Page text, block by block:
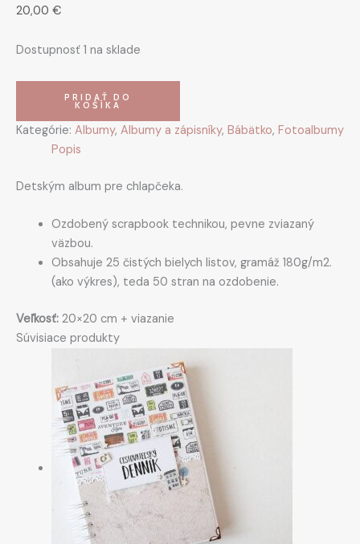
20,00 €
Dostupnosť 1 na sklade
PRIDAŤ DO
KOŠÍKA
Kategórie: Albumy, Albumy a zápisníky, Bábätko, Fotoalbumy
Popis
Detským album pre chlapčeka.
Ozdobený scrapbook technikou, pevne zviazaný
väzbou.
Obsahuje 25 čistých bielych listov, gramáž 180g/m2.
(ako výkres), teda 50 stran na ozdobenie.
Veľkosť: 20×20 cm + viazanie
Súvisiace produkty